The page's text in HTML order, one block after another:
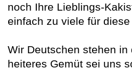
noch Ihre Lieblings-
einfach zu viele für diese
Wir Deutschen stehen in
heiteres Gemüt sei uns